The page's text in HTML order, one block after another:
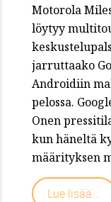
Motorola
löytyy
jarruttaako
Androidiin
pelossa.
Onen
kun häneltä
määrityksen
Lue lisää...